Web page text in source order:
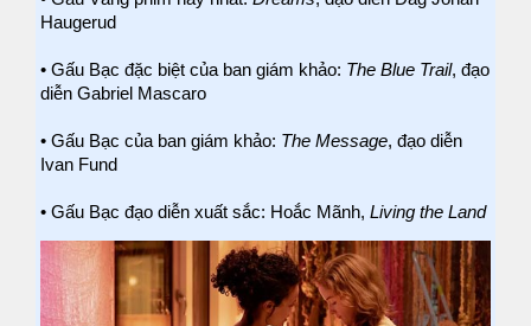
Haugerud
• Gấu Bạc đặc biệt của ban giám khảo: The Blue Trail, đạo
diễn Gabriel Mascaro
• Gấu Bạc của ban giám khảo: The Message, đạo diễn
Ivan Fund
• Gấu Bạc đạo diễn xuất sắc: Hoắc Mãnh, Living the Land